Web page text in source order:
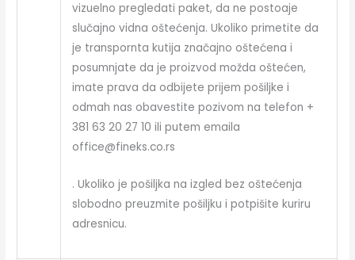
vizuelno pregledati paket, da ne postoaje
slučajno vidna oštećenja. Ukoliko primetite da
je transpornta kutija značajno oštećena i
posumnjate da je proizvod možda oštećen,
imate prava da odbijete prijem pošiljke i
odmah nas obavestite pozivom na telefon +
381 63 20 27 10 ili putem emaila
office@fineks.co.rs
. Ukoliko je pošiljka na izgled bez oštećenja
slobodno preuzmite pošiljku i potpišite kuriru
adresnicu.